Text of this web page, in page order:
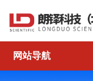
网站导航